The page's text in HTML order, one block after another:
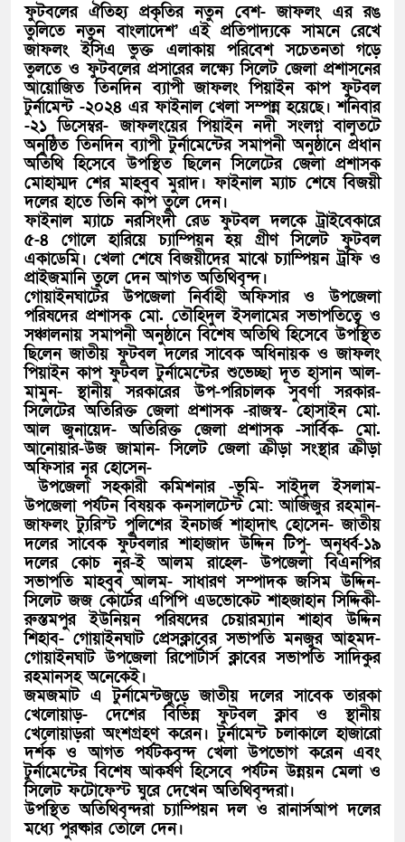
ফুটবলের ঐতিহ্য প্রকৃতির নতুন বেশ- জাফলং এর রঙ
তুলিতে নতুন বাংলাদেশ’ এই প্রতিপাদ্যকে সামনে রেখে
জাফলং ইসিএ ভুক্ত এলাকায় পরিবেশ সচেতনতা গড়ে
তুলতে ও ফুটবলের প্রসারের লক্ষ্যে সিলেট জেলা প্রশাসনের
আয়োজিত তিনদিন ব্যাপী জাফলং পিয়াইন কাপ ফুটবল
টুর্নামেন্ট -২০২৪ এর ফাইনাল খেলা সম্পন্ন হয়েছে। শনিবার
-২১ ডিসেম্বর- জাফলংয়ের পিয়াইন নদী সংলগ্ন বালুতটে
অনুষ্ঠিত তিনদিন ব্যাপী টুর্নামেন্টের সমাপনী অনুষ্ঠানে প্রধান
অতিথি হিসেবে উপস্থিত ছিলেন সিলেটের জেলা প্রশাসক
মোহাম্মদ শের মাহবুব মুরাদ। ফাইনাল ম্যাচ শেষে বিজয়ী
দলের হাতে তিনি কাপ তুলে দেন।
ফাইনাল ম্যাচে নরসিংদী রেড ফুটবল দলকে ট্রাইবেকারে
৫-৪ গোলে হারিয়ে চ্যাম্পিয়ন হয় গ্রীণ সিলেট ফুটবল
একাডেমি। খেলা শেষে বিজয়ীদের মাঝে চ্যাম্পিয়ন ট্রফি ও
প্রাইজমানি তুলে দেন আগত অতিথিবৃন্দ।
গোয়াইনঘাটের উপজেলা নির্বাহী অফিসার ও উপজেলা
পরিষদের প্রশাসক মো. তৌহিদুল ইসলামের সভাপতিত্বে ও
সঞ্চালনায় সমাপনী অনুষ্ঠানে বিশেষ অতিথি হিসেবে উপস্থিত
ছিলেন জাতীয় ফুটবল দলের সাবেক অধিনায়ক ও জাফলং
পিয়াইন কাপ ফুটবল টুর্নামেন্টের শুভেচ্ছা দূত হাসান আল-
মামুন- স্থানীয় সরকারের উপ-পরিচালক সুবর্ণা সরকার-
সিলেটের অতিরিক্ত জেলা প্রশাসক -রাজস্ব- হোসাইন মো.
আল জুনায়েদ- অতিরিক্ত জেলা প্রশাসক -সার্বিক- মো.
আনোয়ার-উজ জামান- সিলেট জেলা ক্রীড়া সংস্থার ক্রীড়া
অফিসার নূর হোসেন-
উপজেলা সহকারী কমিশনার -ভূমি- সাইদুল ইসলাম-
উপজেলা পর্যটন বিষয়ক কনসালটেন্ট মো: আজিজুর রহমান-
জাফলং ট্যুরিস্ট পুলিশের ইনচার্জ শাহাদাৎ হোসেন- জাতীয়
দলের সাবেক ফুটবলার শাহাজাদ উদ্দিন টিপু- অনূর্ধ্ব-১৯
দলের কোচ নুর-ই আলম রাহেল- উপজেলা বিএনপির
সভাপতি মাহবুব আলম- সাধারণ সম্পাদক জসিম উদ্দিন-
সিলেট জজ কোর্টের এপিপি এডভোকেট শাহজাহান সিদ্দিকী-
রুস্তমপুর ইউনিয়ন পরিষদের চেয়ারম্যান শাহাব উদ্দিন
শিহাব- গোয়াইনঘাট প্রেসক্লাবের সভাপতি মনজুর আহমদ-
গোয়াইনঘাট উপজেলা রিপোর্টার্স ক্লাবের সভাপতি সাদিকুর
রহমানসহ অনেকেই।
জমজমাট এ টুর্নামেন্টজুড়ে জাতীয় দলের সাবেক তারকা
খেলোয়াড়- দেশের বিভিন্ন ফুটবল ক্লাব ও স্থানীয়
খেলোয়াড়রা অংশগ্রহণ করেন। টুর্নামেন্ট চলাকালে হাজারো
দর্শক ও আগত পর্যটকবৃন্দ খেলা উপভোগ করেন এবং
টুর্নামেন্টের বিশেষ আকর্ষণ হিসেবে পর্যটন উন্নয়ন মেলা ও
সিলেট ফটোফেস্ট ঘুরে দেখেন অতিথিবৃন্দরা।
উপস্থিত অতিথিবৃন্দরা চ্যাম্পিয়ন দল ও রানার্সআপ দলের
মধ্যে পুরষ্কার তোলে দেন।